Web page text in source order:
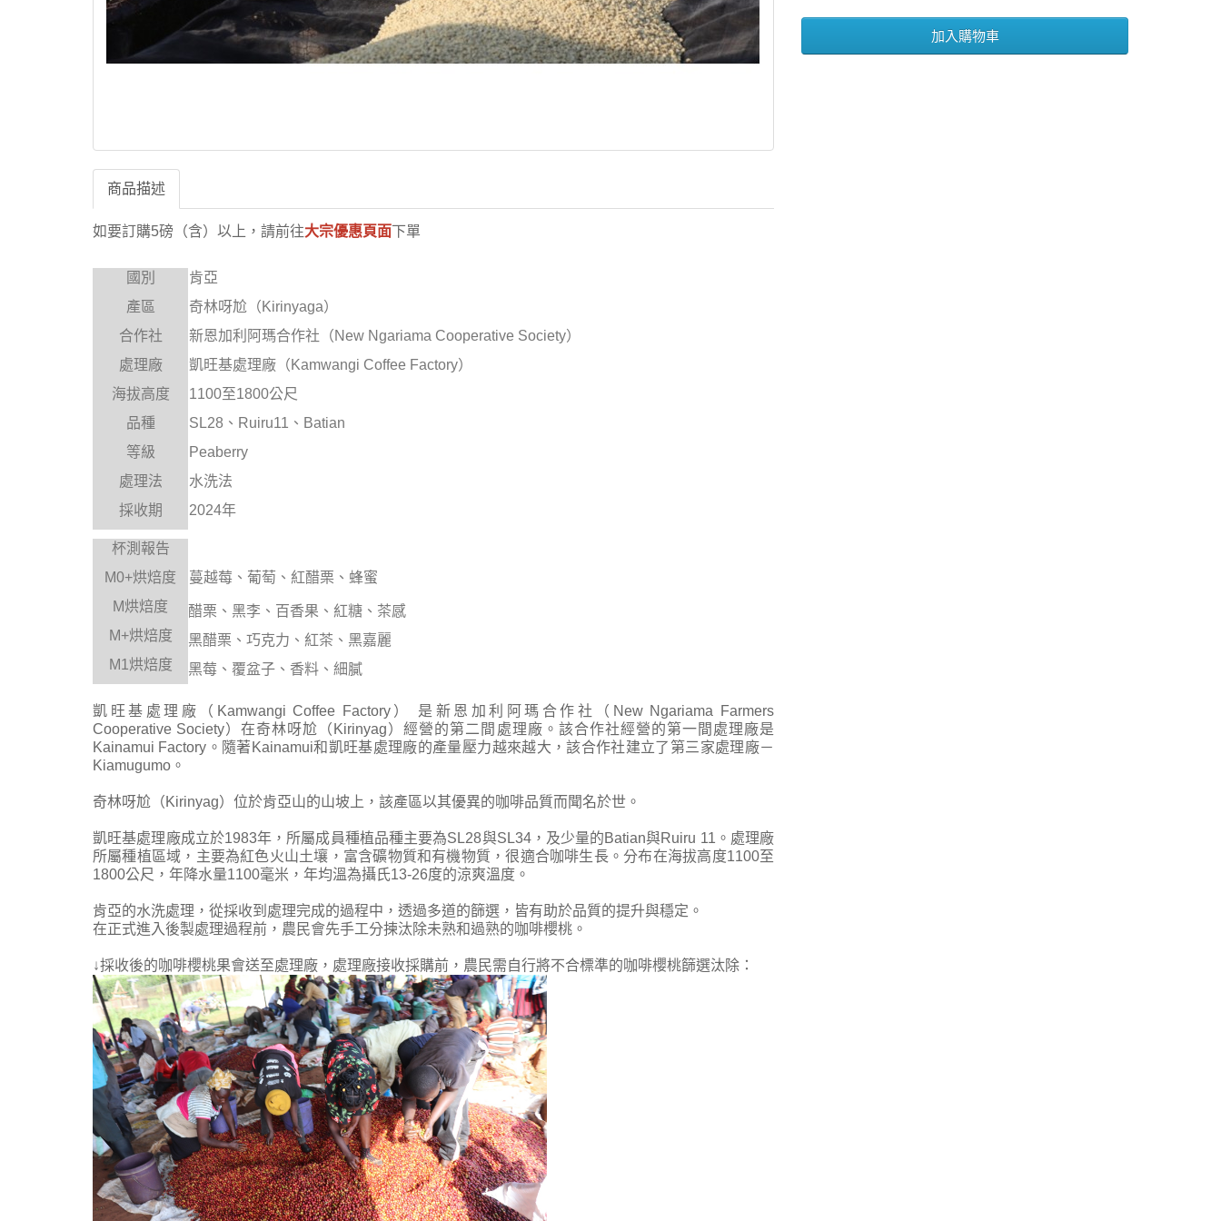
商品描述
如要訂購5磅（含）以上，請前往大宗優惠頁面下單
國別
肯亞
產區
奇林呀尬（Kirinyaga）
合作社
新恩加利阿瑪合作社（New Ngariama Cooperative Society）
處理廠
凱旺基處理廠（Kamwangi Coffee Factory）
海拔高度
1100至1800公尺
品種
SL28 、Ruiru11、Batian
等級
Peaberry
處理法
水洗法
採收期
2024年
杯測報告
M0+烘焙度
蔓越莓、葡萄、紅醋栗、蜂蜜
M烘焙度
醋栗、黑李、百香果、紅糖、茶感
M+烘焙度
黑醋栗、巧克力、紅茶、黑嘉麗
M1 烘焙度 黑莓、覆盆子、香料、細膩
凱旺基處理廠（Kamwangi Coffee Factory） 是新恩加利阿瑪合作社（New Ngariama Farmers
Cooperative Society）在奇林呀尬（Kirinyag）經營的第二間處理廠。該合作社經營的第一間處理廠是
Kainamui Factory。隨著Kainamui和凱旺基處理廠的產量壓力越來越大，該合作社建立了第三家處理廠－
Kiamugumo。
奇林呀尬（Kirinyag）位於肯亞山的山坡上，該產區以其優異的咖啡品質而聞名於世。
凱旺基處理廠成立於1983年，所屬成員種植品種主要為SL28與SL34，及少量的Batian與Ruiru 11。處理廠
所屬種植區域，主要為紅色火山土壤，富含礦物質和有機物質，很適合咖啡生長。分布在海拔高度1100至
1800公尺，年降水量1100毫米，年均溫為攝氏13-26度的涼爽溫度。
肯亞的水洗處理，從採收到處理完成的過程中，透過多道的篩選，皆有助於品質的提升與穩定。
在正式進入後製處理過程前，農民會先手工分揀汰除未熟和過熟的咖啡櫻桃。
↓採收後的咖啡櫻桃果會送至處理廠 ，處理廠接收採購前，農民需自行將不合標準的咖啡櫻桃篩選汰除：
加入購物車